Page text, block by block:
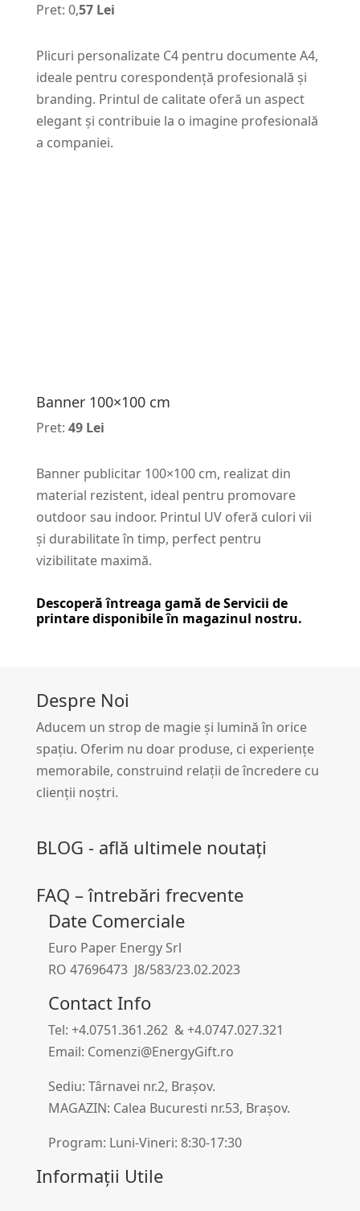
Pret: 0,57 Lei
Plicuri personalizate C4 pentru documente A4,
ideale pentru corespondență profesională și
branding. Printul de calitate oferă un aspect
elegant și contribuie la o imagine profesională
a companiei.
Banner 100×100 cm
Pret: 49 Lei
Banner publicitar 100×100 cm, realizat din
material rezistent, ideal pentru promovare
outdoor sau indoor. Printul UV oferă culori vii
și durabilitate în timp, perfect pentru
vizibilitate maximă.
Descoperă întreaga gamă deServicii de
printaredisponibile în magazinul nostru.
Despre Noi
Aducem un strop de magie și lumină în orice
spațiu. Oferim nu doar produse, ci experiențe
memorabile, construind relații de încredere cu
clienții noștri.
BLOG - află ultimele noutați
FAQ – întrebări frecvente
Date Comerciale
Euro Paper Energy Srl
RO 47696473 J8/583/23.02.2023
Contact Info
Tel: +4.0751.361.262 & +4.0747.027.321
Email: Comenzi@EnergyGift.ro
Sediu: Târnavei nr.2, Brașov.
MAGAZIN: Calea Bucuresti nr.53, Brașov.
Program: Luni-Vineri: 8:30-17:30
Informații Utile